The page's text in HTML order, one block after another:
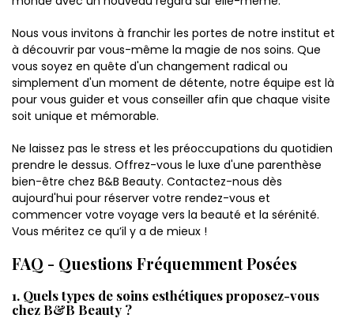
Nous vous invitons à franchir les portes de notre institut et
à découvrir par vous-même la magie de nos soins. Que
vous soyez en quête d'un changement radical ou
simplement d'un moment de détente, notre équipe est là
pour vous guider et vous conseiller afin que chaque visite
soit unique et mémorable.
Ne laissez pas le stress et les préoccupations du quotidien
prendre le dessus. Offrez-vous le luxe d'une parenthèse
bien-être chez B&B Beauty. Contactez-nous dès
aujourd'hui pour réserver votre rendez-vous et
commencer votre voyage vers la beauté et la sérénité.
Vous méritez ce qu’il y a de mieux !
FAQ - Questions Fréquemment Posées
1. Quels types de soins esthétiques proposez-vous
chez B&B Beauty ?